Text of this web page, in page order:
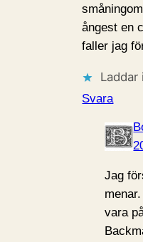
ångest en
faller jag
Svara
Jag
vara